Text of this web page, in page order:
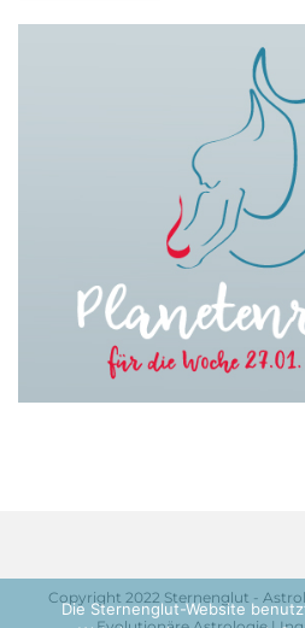
Copyright 2022 Sternenglut -
Die Sternenglut-Website